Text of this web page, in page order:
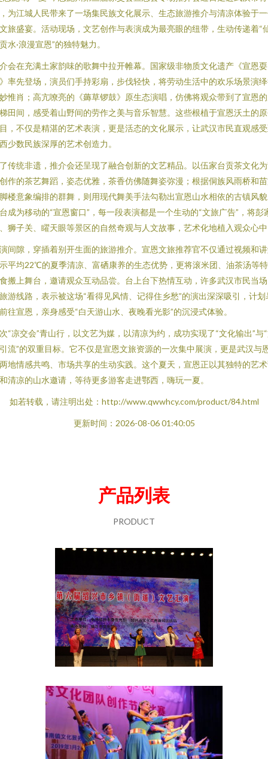
为江城人民带来了一场集民族文化展示、生态旅游推介与清凉体验于
旅盛宴。活动现场，文艺创作与表演成为最亮眼的纽带，生动传递着“
水·浪漫宣恩”的独特魅力。
会在充满土家韵味的歌舞中拉开帷幕。国家级非物质文化遗产《宣恩耍
率先登场，演员们手持彩扇，步伐轻快，将劳动生活中的欢乐场景演
惟肖；高亢嘹亮的《薅草锣鼓》原生态演唱，仿佛将观众带到了宣恩
田间，感受着山野间的劳作之美与音乐智慧。这些根植于宣恩沃土的
，不仅是精湛的艺术表演，更是活态的文化展示，让武汉市民直观感
少数民族深厚的艺术创造力。
传统非遗，推介会还呈现了融合创新的文艺精品。以伍家台贡茶文化
作的茶艺舞蹈，姿态优雅，茶香仿佛随舞姿弥漫；根据侗族风雨桥和
楼意象编排的群舞，则用现代舞美手法勾勒出宣恩山水相依的古镇风
成为移动的“宣恩窗口”，每一段表演都是一个生动的“文旅广告”，将彭
狮子关、矅天眼等景区的自然奇观与人文故事，艺术化地植入观众心
间隙，穿插着别开生面的旅游推介。宣恩文旅推荐官不仅通过视频和
平均22℃的夏季清凉、富硒康养的生态优势，更将滚米团、油茶汤等
搬上舞台，邀请观众互动品尝。台上台下热情互动，许多武汉市民当
游线路，表示被这场“看得见风情、记得住乡愁”的演出深深吸引，计划
往宣恩，亲身感受“白天游山水、夜晚看光影”的沉浸式体验。
“凉交会”青山行，以文艺为媒，以清凉为约，成功实现了“文化输出”与
流”的双重目标。它不仅是宣恩文旅资源的一次集中展演，更是武汉与
地情感共鸣、市场共享的生动实践。这个夏天，宣恩正以其独特的艺
清凉的山水邀请，等待更多游客走进鄂西，嗨玩一夏。
如若转载，请注明出处：http://www.qwwhcy.com/product/84.html
更新时间：2026-08-06 01:40:05
产品列表
PRODUCT